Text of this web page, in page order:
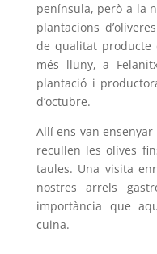
península, però a la
plantacions
de qualitat producte
més lluny, a
plantació i
d’octubre.
Allí ens van
recullen les olives
taules. Una visita
nostres arrels
importància que
cuina.